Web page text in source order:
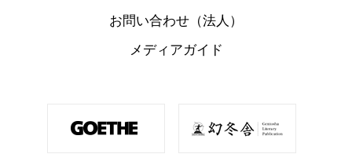
お問い合わせ（法人）
メディアガイド